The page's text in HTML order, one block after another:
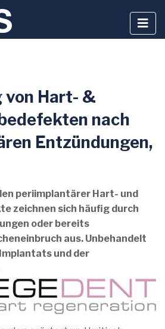
von Hart- &
nach
Entzündungen,
periimplantärer Hart- und
zeichnen sich häufig durch
oder bereits
aus. Unbehandelt
und der